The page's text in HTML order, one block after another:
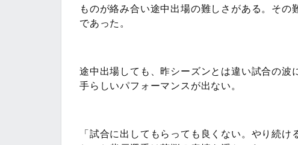
ものが絡み合い途中出場の難しさがある。そ
であった。
途中出場しても、昨シーズンとは違い試合の波
手らしいパフォーマンスが出ない。
「試合に出してもらっても良くない。やり続